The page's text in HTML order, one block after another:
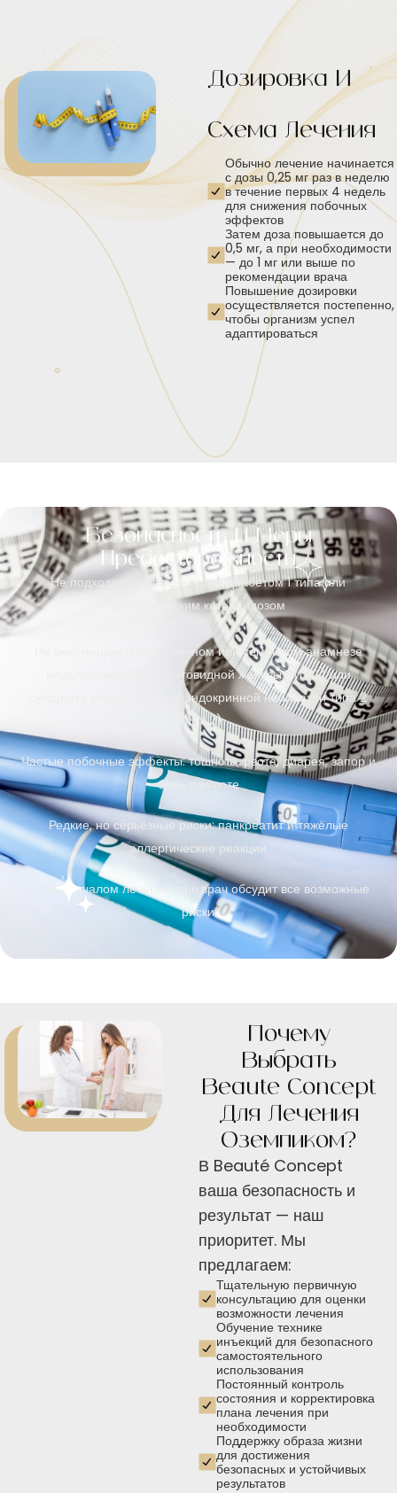
Дозировка И
Схема Лечения
Обычно лечение начинается
с дозы 0,25 мг раз в неделю
в течение первых 4 недель
для снижения побочных
эффектов
Затем доза повышается до
0,5 мг, а при необходимости
— до 1 мг или выше по
рекомендации врача
Повышение дозировки
осуществляется постепенно,
чтобы организм успел
адаптироваться
Безопасность И Меры
Предосторожности
Не подходит для пациентов с диабетом 1 типа или
диабетическим кетоацидозом
Не рекомендуется при личном или семейном анамнезе
медуллярного рака щитовидной железы (MTC) или
синдрома множественной эндокринной неоплазии типа 2
(MEN 2)
Частые побочные эффекты: тошнота, рвота, диарея, запор и
боль в животе
Редкие, но серьёзные риски: панкреатит и тяжёлые
аллергические реакции
Перед началом лечения ваш врач обсудит все возможные
риски
Почему
Выбрать
Beauté Concept
Для Лечения
Оземпиком?
В Beauté Concept
ваша безопасность и
результат — наш
приоритет. Мы
предлагаем:
Тщательную первичную
консультацию для оценки
возможности лечения
Обучение технике
инъекций для безопасного
самостоятельного
использования
Постоянный контроль
состояния и корректировка
плана лечения при
необходимости
Поддержку образа жизни
для достижения
безопасных и устойчивых
результатов